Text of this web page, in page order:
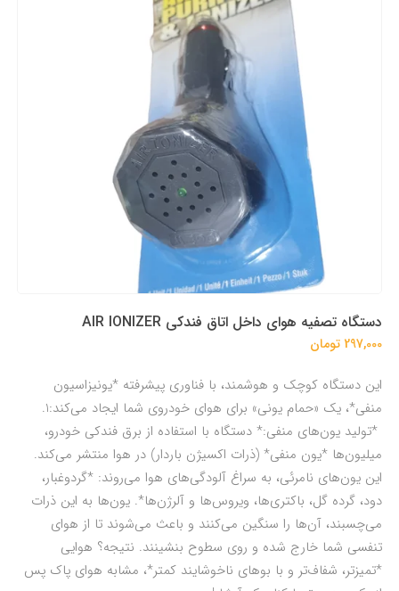
دستگاه تصفیه هوای داخل اتاق فندکی AIR IONIZER
297,000 تومان
این دستگاه کوچک و هوشمند، با فناوری پیشرفته *یونیزاسیون
منفی*، یک «حمام یونی» برای هوای خودروی شما ایجاد می‌کند:1.
*تولید یون‌های منفی:* دستگاه با استفاده از برق فندکی خودرو،
میلیون‌ها *یون منفی* (ذرات اکسیژن باردار) در هوا منتشر می‌کند.
این یون‌های نامرئی، به سراغ آلودگی‌های هوا می‌روند: *گردوغبار،
دود، گرده گل، باکتری‌ها، ویروس‌ها و آلرژن‌ها*. یون‌ها به این ذرات
می‌چسبند، آن‌ها را سنگین می‌کنند و باعث می‌شوند تا از هوای
تنفسی شما خارج شده و روی سطوح بنشینند. نتیجه؟ هوایی
*تمیزتر، شفاف‌تر و با بوهای ناخوشایند کمتر*، مشابه هوای پاک پس